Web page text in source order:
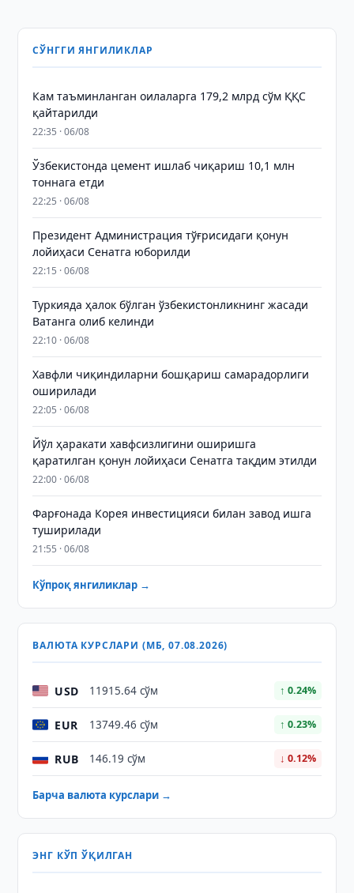
СЎНГГИ ЯНГИЛИКЛАР
Кам таъминланган оилаларга 179,2 млрд сўм ҚҚС
қайтарилди
22:35 · 06/08
Ўзбекистонда цемент ишлаб чиқариш 10,1 млн
тоннага етди
22:25 · 06/08
Президент Администрация тўғрисидаги қонун
лойиҳаси Сенатга юборилди
22:15 · 06/08
Туркияда ҳалок бўлган ўзбекистонликнинг жасади
Ватанга олиб келинди
22:10 · 06/08
Хавфли чиқиндиларни бошқариш самарадорлиги
оширилади
22:05 · 06/08
Йўл ҳаракати хавфсизлигини оширишга
қаратилган қонун лойиҳаси Сенатга тақдим этилди
22:00 · 06/08
Фарғонада Корея инвестицияси билан завод ишга
туширилади
21:55 · 06/08
Кўпроқ янгиликлар →
ВАЛЮТА КУРСЛАРИ (МБ, 07.08.2026)
USD 11915.64 сўм ↑ 0.24%
EUR 13749.46 сўм ↑ 0.23%
RUB 146.19 сўм ↓ 0.12%
Барча валюта курслари →
ЭНГ КЎП ЎҚИЛГАН